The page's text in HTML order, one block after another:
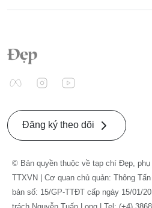
Đăng ký theo dõi
© Bản quyền thuộc về tạp chí Đẹp,
TTXVN | Cơ quan chủ quản: Thông
bản số: 15/GP-TTĐT cấp ngày 15/01/